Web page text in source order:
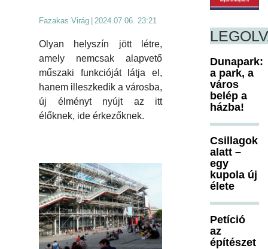
Fazakas Virág 2024.07.06. 23:21
Olyan helyszín jött létre,
amely nemcsak alapvető
műszaki funkcióját látja el,
hanem illeszkedik a városba,
új élményt nyújt az itt
élőknek, ide érkezőknek.
Dunapark:
a park, a
város
belép a
házba!
Csillagok
alatt –
egy
kupola új
élete
Petíció
az
építészet